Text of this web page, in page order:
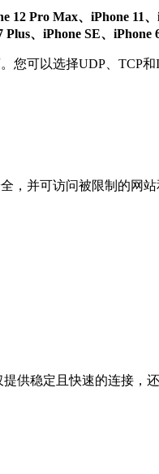
Pro Max、iPhone 11
、iPhone SE、iPhone
您可以选择UDP、TCP
，并可访问被限制的网站
提供稳定且快速的连接，